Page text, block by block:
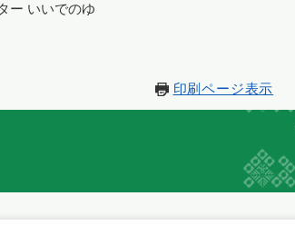
ー いいでのゆ
印刷ページ表示